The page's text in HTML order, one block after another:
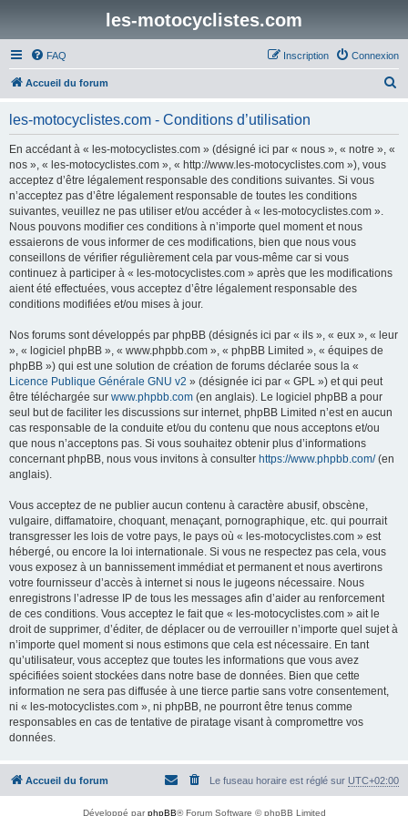
les-motocyclistes.com
FAQ Connexion
Inscription
Accueil du forum
les-motocyclistes.com - Conditions d’utilisation
En accédant à « les-motocyclistes.com » (désigné ici par « nous », « notre », «
nos », « les-motocyclistes.com », « http://www.les-motocyclistes.com »), vous
acceptez d’être légalement responsable des conditions suivantes. Si vous
n’acceptez pas d’être légalement responsable de toutes les conditions
suivantes, veuillez ne pas utiliser et/ou accéder à « les-motocyclistes.com ».
Nous pouvons modifier ces conditions à n’importe quel moment et nous
essaierons de vous informer de ces modifications, bien que nous vous
conseillons de vérifier régulièrement cela par vous-même car si vous
continuez à participer à « les-motocyclistes.com » après que les modifications
aient été effectuées, vous acceptez d’être légalement responsable des
conditions modifiées et/ou mises à jour.
Nos forums sont développés par phpBB (désignés ici par « ils », « eux », « leur
», « logiciel phpBB », « www.phpbb.com », « phpBB Limited », « équipes de
phpBB ») qui est une solution de création de forums déclarée sous la «
Licence Publique Générale GNU v2 » (désignée ici par « GPL ») et qui peut
être téléchargée sur www.phpbb.com (en anglais). Le logiciel phpBB a pour
seul but de faciliter les discussions sur internet, phpBB Limited n’est en aucun
cas responsable de la conduite et/ou du contenu que nous acceptons et/ou
que nous n’acceptons pas. Si vous souhaitez obtenir plus d’informations
concernant phpBB, nous vous invitons à consulter https://www.phpbb.com/(en
anglais).
Vous acceptez de ne publier aucun contenu à caractère abusif, obscène,
vulgaire, diffamatoire, choquant, menaçant, pornographique, etc. qui pourrait
transgresser les lois de votre pays, le pays où « les-motocyclistes.com » est
hébergé, ou encore la loi internationale. Si vous ne respectez pas cela, vous
vous exposez à un bannissement immédiat et permanent et nous avertirons
votre fournisseur d’accès à internet si nous le jugeons nécessaire. Nous
enregistrons l’adresse IP de tous les messages afin d’aider au renforcement
de ces conditions. Vous acceptez le fait que « les-motocyclistes.com » ait le
droit de supprimer, d’éditer, de déplacer ou de verrouiller n’importe quel sujet à
n’importe quel moment si nous estimons que cela est nécessaire. En tant
qu’utilisateur, vous acceptez que toutes les informations que vous avez
spécifiées soient stockées dans notre base de données. Bien que cette
information ne sera pas diffusée à une tierce partie sans votre consentement,
ni « les-motocyclistes.com », ni phpBB, ne pourront être tenus comme
responsables en cas de tentative de piratage visant à compromettre vos
données.
Accueil du forum Le fuseau horaire est réglé sur UTC+02:00
Développé parphpBB® Forum Software © phpBB Limited